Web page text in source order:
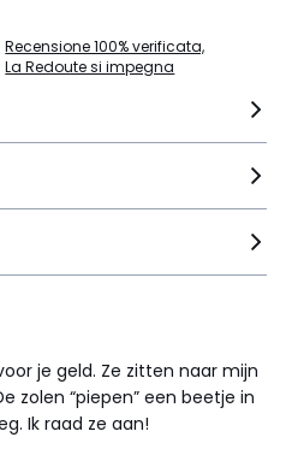
Recensione 100% verificata,
La Redoute si impegna
je geld. Ze zitten naar mijn
zolen “piepen” een beetje in
Ik raad ze aan!